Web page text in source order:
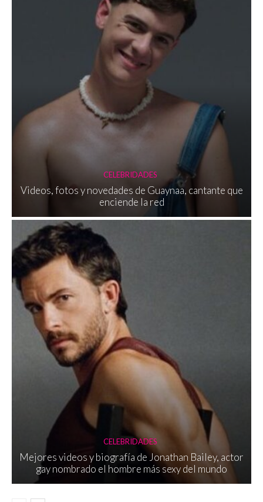
CELEBRIDADES
Videos, fotos y novedades de Guaynaa, cantante que
enciende la red
CELEBRIDADES
Mejores videos y biografía de Jonathan Bailey, actor
gay nombrado el hombre más sexy del mundo